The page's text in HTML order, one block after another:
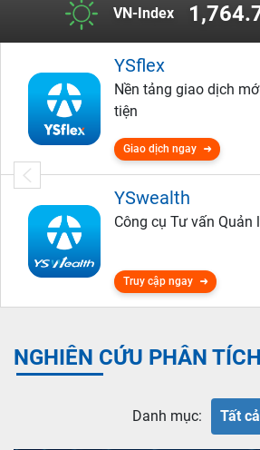
VN-Index
YSflex
Nền tảng giao dịch
tiện
Giao dịch ngay
YSwealth
Công cụ Tư vấn Quản
Truy cập ngay
NGHIÊN CỨU PHÂN TÍCH
Danh mục: Tất cả